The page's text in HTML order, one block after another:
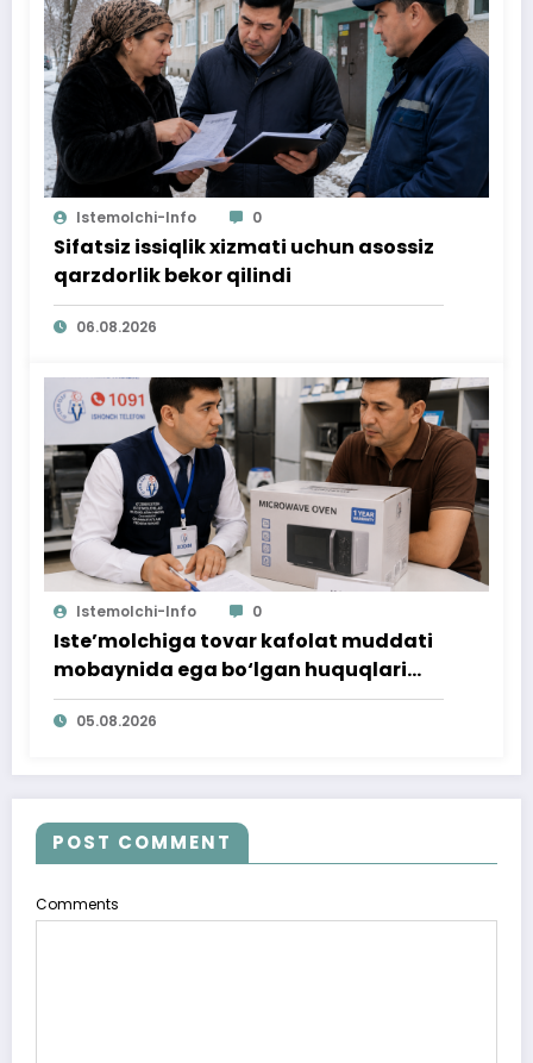
Istemolchi-Info 0
Sifatsiz issiqlik xizmati uchun asossiz
qarzdorlik bekor qilindi
06.08.2026
Istemolchi-Info 0
Iste’molchiga tovar kafolat muddati
mobaynida ega bo‘lgan huquqlari
ta’minlab berildi
05.08.2026
POST COMMENT
Comments